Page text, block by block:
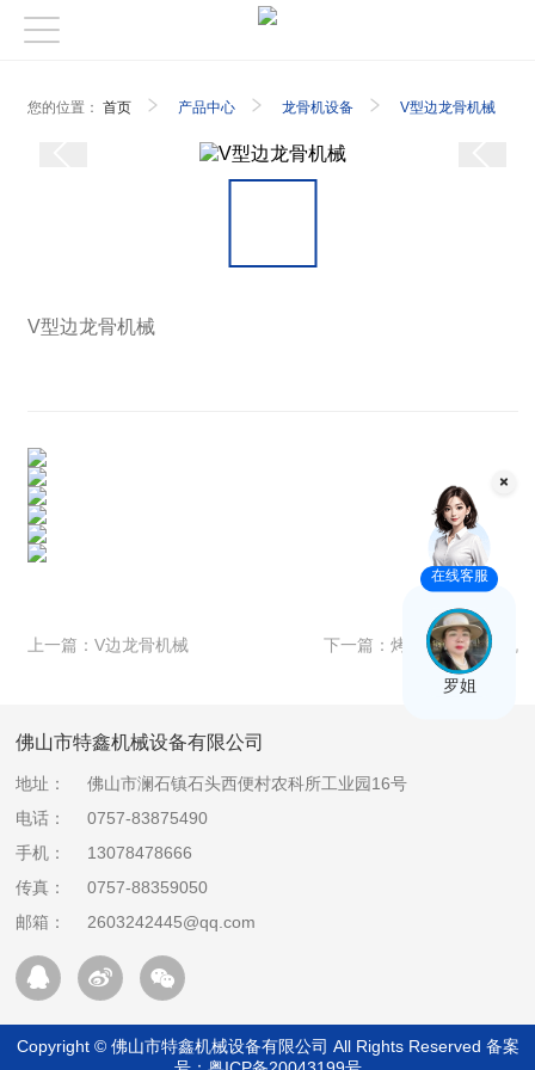
您的位置： 首页 产品中心 龙骨机设备 V型边龙骨机械
V型边龙骨机械
上一篇： V边龙骨机械 下一篇： 烤漆T型副龙骨机
佛山市特鑫机械设备有限公司
地址：
佛山市澜石镇石头西便村农科所工业园16号
电话：
0757-83875490
手机：
13078478666
传真：
0757-88359050
邮箱：
2603242445@qq.com
Copyright © 佛山市特鑫机械设备有限公司 All Rights Reserved 备案
在线客服
罗姐